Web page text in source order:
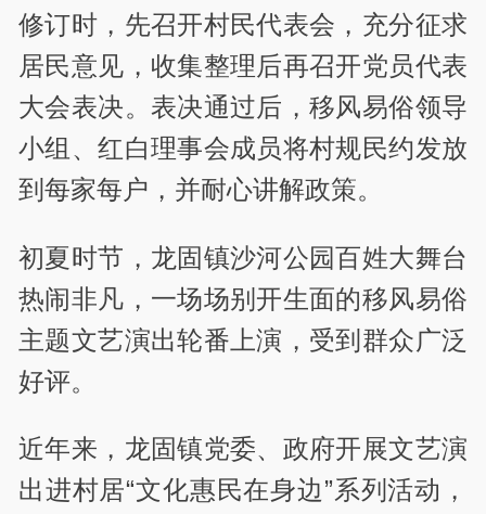
修订时，先召开村民代表会，充分征求
居民意见，收集整理后再召开党员代表
大会表决。表决通过后，移风易俗领导
小组、红白理事会成员将村规民约发放
到每家每户，并耐心讲解政策。
初夏时节，龙固镇沙河公园百姓大舞台
热闹非凡，一场场别开生面的移风易俗
主题文艺演出轮番上演，受到群众广泛
好评。
近年来，龙固镇党委、政府开展文艺演
出进村居“文化惠民在身边”系列活动，